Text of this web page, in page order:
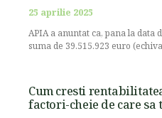
25 aprilie 2025
APIA a anuntat ca, pana la data
suma de 39.515.923 euro
Cum cresti
factori-cheie de care sa